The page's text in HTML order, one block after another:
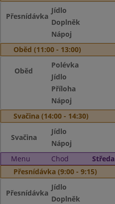
Přesnídávka
Jídlo
Doplněk
Nápoj
Oběd (11:00 - 13:00)
Oběd
Polévka
Jídlo
Příloha
Nápoj
Svačina (14:00 - 14:30)
Svačina
Jídlo
Nápoj
Menu
Chod
Přesnídávka (9:00 - 9:15)
Přesnídávka
Jídlo
Doplněk